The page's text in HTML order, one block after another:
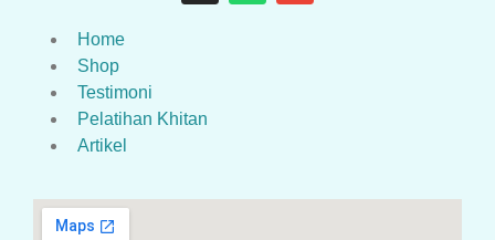
Home
Shop
Testimoni
Pelatihan Khitan
Artikel